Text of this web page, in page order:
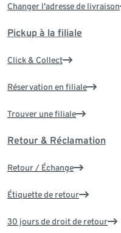
Changer l'adresse de livraison
Pickup à la filiale
Click & Collect
Réservation en filiale
Trouver une filiale
Retour & Réclamation
Retour / Échange
Étiquette de retour
30 jours de droit de retour